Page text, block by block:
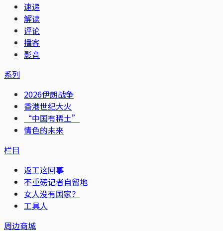
速递
解读
评论
播客
影音
系列
2026伊朗战争
香港世纪大火
“中国有稀土”
情色的未来
栏目
返工这回事
不重磅记者自留地
女人没有国家？
工具人
周边商城